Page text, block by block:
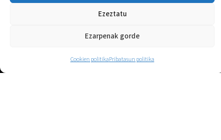
Ezeztatu
Ezarpenak gorde
Cookien politikaPribatasun politika